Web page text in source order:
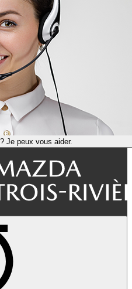
Je peux vous aider.